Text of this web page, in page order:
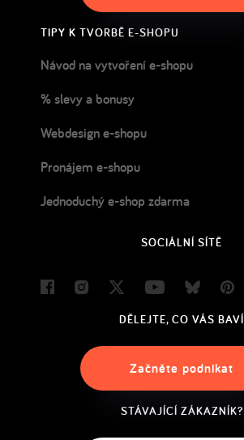
TIPY K TVORBĚ E-SHOPU
Návod na vytvoření e-shopu
% slevy a bonusy
Webdesign e-shopu
Pronájem e-shopu
Jednoduchý e-shop zdarma
SOCIÁLNÍ SÍTĚ
FacebookInstagram
Twitter YoutubeBluesky
DĚLEJTE, CO VÁS BAVÍ
Začněte podnikat
STÁVAJÍCÍ ZÁKAZNÍK?